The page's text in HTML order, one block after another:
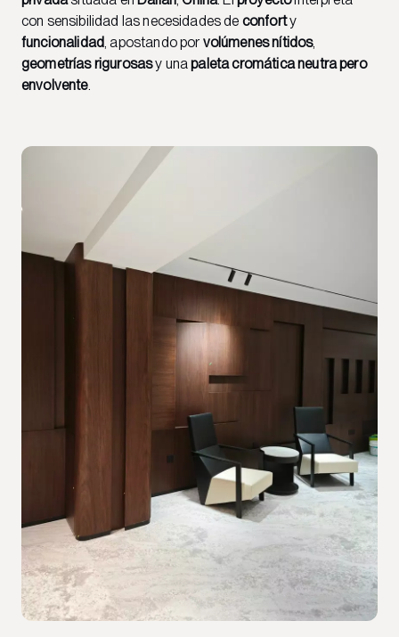
con sensibilidad las necesidades de conforty
funcionalidad, apostando por volúmenes nítidos,
geometrías rigurosasy unapaleta cromática neutra pero
envolvente.